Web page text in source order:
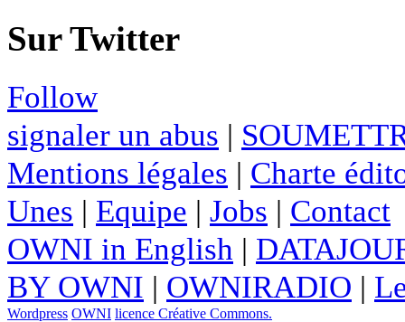
Sur Twitter
Follow
signaler un abus |
Mentions légales | Charte
Unes | Equipe | Jobs | Contact
OWNI in English |
BY OWNI | OWNIRADIO |
Wordpress OWNI licence Créative Commons.